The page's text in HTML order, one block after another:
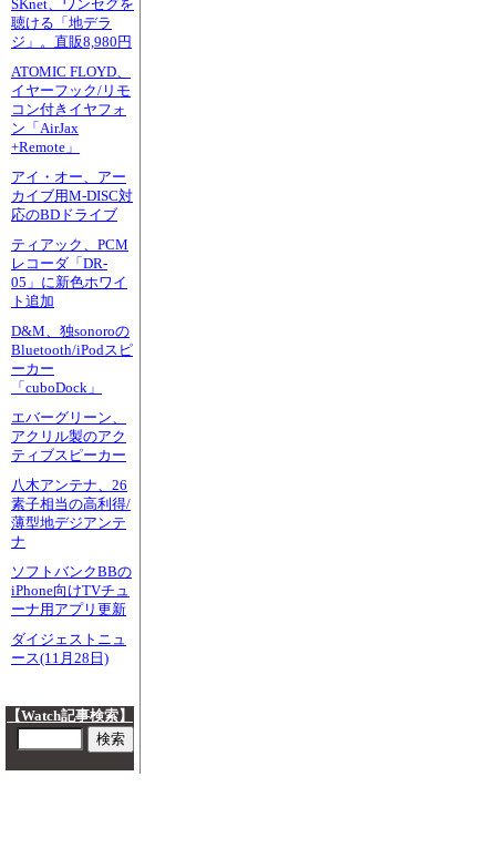
SKnet、ワンセグを
聴ける「地デラ
ジ」。直販8,980円
ATOMIC FLOYD、
イヤーフック/リモ
コン付きイヤフォ
ン「AirJax
+Remote」
アイ・オー、アー
カイブ用M-DISC対
応のBDドライブ
ティアック、PCM
レコーダ「DR-
05」に新色ホワイ
ト追加
D&M、独sonoroの
Bluetooth/iPodスピ
ーカー
「cuboDock」
エバーグリーン、
アクリル製のアク
ティブスピーカー
八木アンテナ、26
素子相当の高利得/
薄型地デジアンテ
ナ
ソフトバンクBBの
iPhone向けTVチュ
ーナ用アプリ更新
ダイジェストニュ
ース(11月28日)
【Watch記事検索】